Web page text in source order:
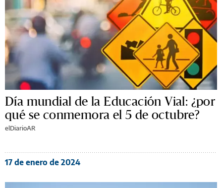
Día mundial de la Educación Vial: ¿por
qué se conmemora el 5 de octubre?
elDiarioAR
17 de enero de 2024